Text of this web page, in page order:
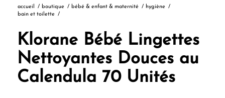
accueil / boutique / bébé & enfant & maternité / hygiène
/
bain et toilette
/
Klorane Bébé Lingettes
Nettoyantes Douces au
Calendula 70 Unités